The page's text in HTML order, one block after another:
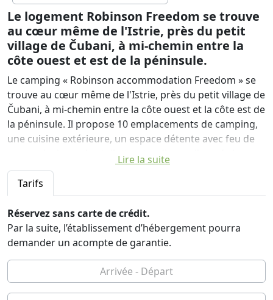
Le logement Robinson Freedom se trouve
au cœur même de l'Istrie, près du petit
village de Čubani, à mi-chemin entre la
côte ouest et est de la péninsule.
Le camping « Robinson accommodation Freedom » se
trouve au cœur même de l'Istrie, près du petit village de
Čubani, à mi-chemin entre la côte ouest et la côte est de
la péninsule. Il propose 10 emplacements de camping,
une cuisine extérieure, un espace détente avec feu de
camp, ainsi que des toilettes, tandis que l'eau de la
douche est chauffée par l'énergie solaire.
C'est un endroit idéal pour tous ceux qui recherchent
de vraies vacances dans la nature, loin de la foule de la
ville et du rythme de vie effréné. L'établissement
propose également des divertissements
supplémentaires tels que le tennis de table, le tir à l'arc
et une aire de jeux pour les enfants. À proximité
immédiate se trouve la grotte de Feštinsko kraljevstvo
avec ses nombreux charmes qui donnent un aperçu du
Lire la suite
Tarifs
Réservez sans carte de crédit.
Par la suite, l’établissement d’hébergement pourra
demander un acompte de garantie.